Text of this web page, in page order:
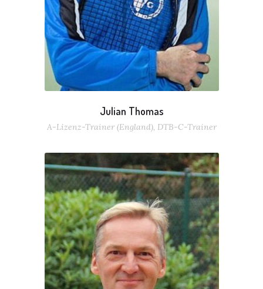
Julian Thomas
A-Lizenz-Trainer (England), DTB-C-Trainer